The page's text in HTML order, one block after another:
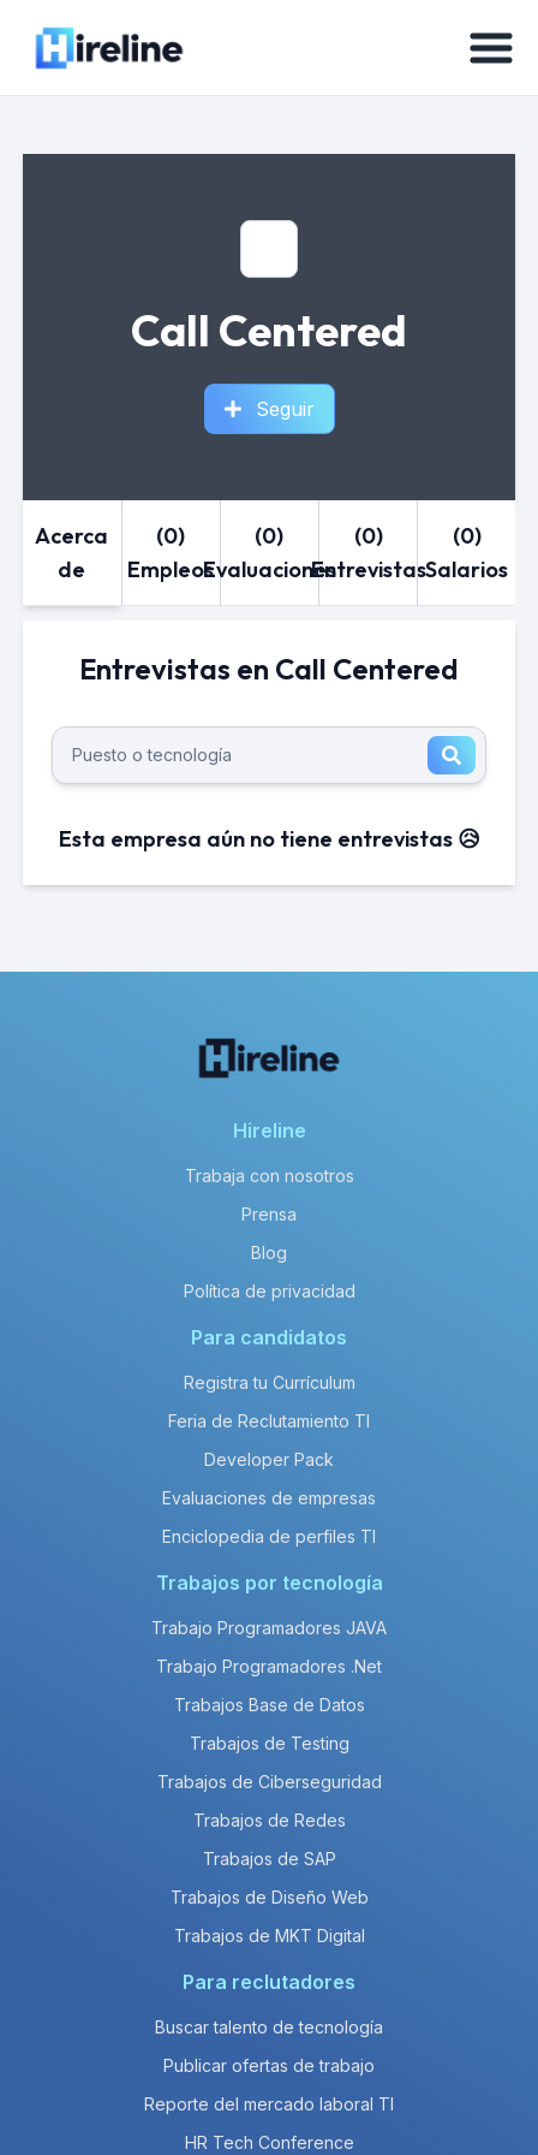
Call Centered
Seguir
Acerca
de
(0)
Empleos
(0)
Evaluaciones
(0)
Entrevistas
(0)
Salarios
Entrevistas en Call Centered
Esta empresa aún no tiene entrevistas 😥
Hireline
Trabaja con nosotros
Prensa
Blog
Política de privacidad
Para candidatos
Registra tu Currículum
Feria de Reclutamiento TI
Developer Pack
Evaluaciones de empresas
Enciclopedia de perfiles TI
Trabajos por tecnología
Trabajo Programadores JAVA
Trabajo Programadores .Net
Trabajos Base de Datos
Trabajos de Testing
Trabajos de Ciberseguridad
Trabajos de Redes
Trabajos de SAP
Trabajos de Diseño Web
Trabajos de MKT Digital
Para reclutadores
Buscar talento de tecnología
Publicar ofertas de trabajo
Reporte del mercado laboral TI
HR Tech Conference